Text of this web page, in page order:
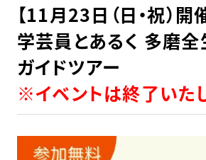
【11月23日（日・祝）開
学芸員とあるく 多磨
ガイドツアー
※イベントは終了いた